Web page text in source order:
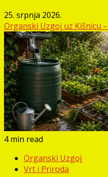
25. srpnja 2026.
Organski Uzgoj uz Kišnicu
4 min read
Organski Uzgoj
Vrt i Priroda